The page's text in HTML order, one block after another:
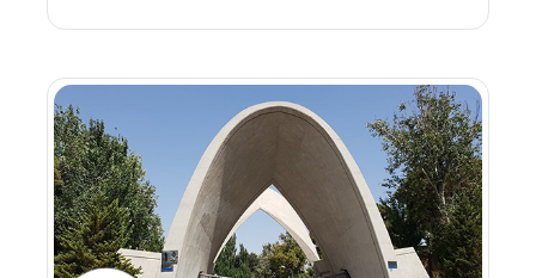
محور
دانشگاه
امیرکبیر